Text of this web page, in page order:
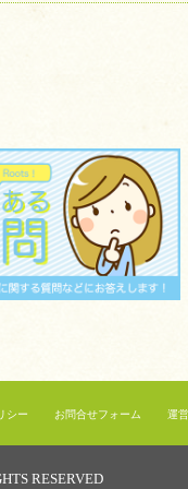
シー お問合せフォーム 運
RESERVED